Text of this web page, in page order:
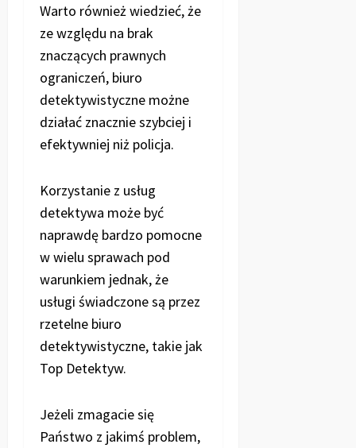
Warto również wiedzieć, że
ze względu na brak
znaczących prawnych
ograniczeń, biuro
detektywistyczne możne
działać znacznie szybciej i
efektywniej niż policja.
Korzystanie z usług
detektywa może być
naprawdę bardzo pomocne
w wielu sprawach pod
warunkiem jednak, że
usługi świadczone są przez
rzetelne biuro
detektywistyczne, takie jak
Top Detektyw.
Jeżeli zmagacie się
Państwo z jakimś problem,